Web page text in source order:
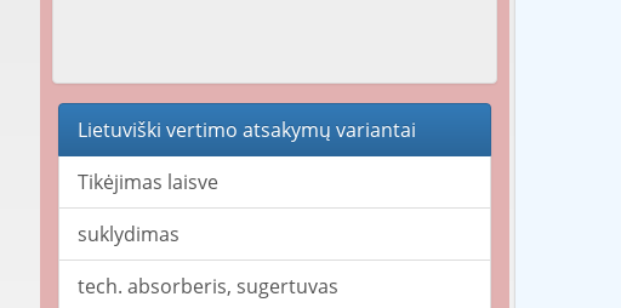
Lietuviški vertimo atsakymų variantai
Tikėjimas laisve
suklydimas
tech. absorberis, sugertuvas